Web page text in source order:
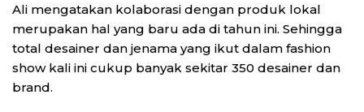
Ali mengatakan kolaborasi dengan produk lokal
merupakan hal yang baru ada di tahun ini. Sehingga
total desainer dan jenama yang ikut dalam fashion
show kali ini cukup banyak sekitar 350 desainer dan
brand.